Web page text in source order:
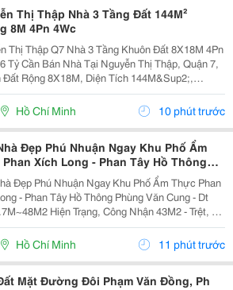
Thị Thập Nhà 3 Tầng Đất 144M²
8M 4Pn 4Wc
Thị Thập Q7 Nhà 3 Tầng Khuôn Đất 8X18M 4Pn
Tỷ Cần Bán Nhà Tại Nguyễn Thị Thập, Quận 7,
Đất Rộng 8X18M, Diện Tích 144M&Sup2;,
8M. Nhà Xây 3 Tầng, Công Năng Gồm 4 Phòng
4 Toilet, Phù Hợp Gia Đình Cần Không Gian
Hồ Chí Minh 10 phút trước
Đẹp Phú Nhuận Ngay Khu Phố Ẩm
Xích Long - Phan Tây Hồ Thông
Văn Cung
Đẹp Phú Nhuận Ngay Khu Phố Ẩm Thực Phan
- Phan Tây Hồ Thông Phùng Văn Cung - Dt
Hiện Trạng, Công Nhận 43M2 - Trệt, 2
4Wc - Hẻm 3M, Cách 30M Ra Hẻm Xe Hơi Giá
Thương Lượng Lh Vân 0334147686 Gặp Chủ...
Hồ Chí Minh 11 phút trước
Mặt Đường Đôi Phạm Văn Đồng, Ph